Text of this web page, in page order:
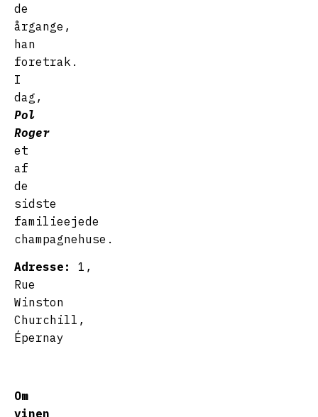
de
årgange,
han
foretrak.
I
dag,
Pol
Roger
et
af
de
sidste
familieejede
champagnehuse.
Adresse:
1,
Rue
Winston
Churchill,
Épernay
Om
vinen